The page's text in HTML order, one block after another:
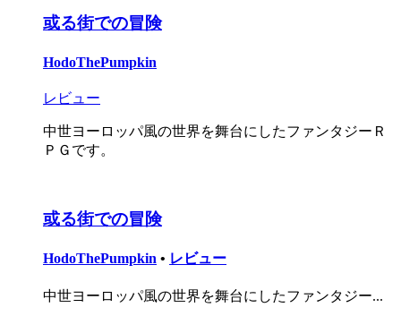
或る街での冒険
HodoThePumpkin
レビュー
中世ヨーロッパ風の世界を舞台にしたファンタジーＲ
ＰＧです。
或る街での冒険
HodoThePumpkin • レビュー
中世ヨーロッパ風の世界を舞台にしたファンタジー...